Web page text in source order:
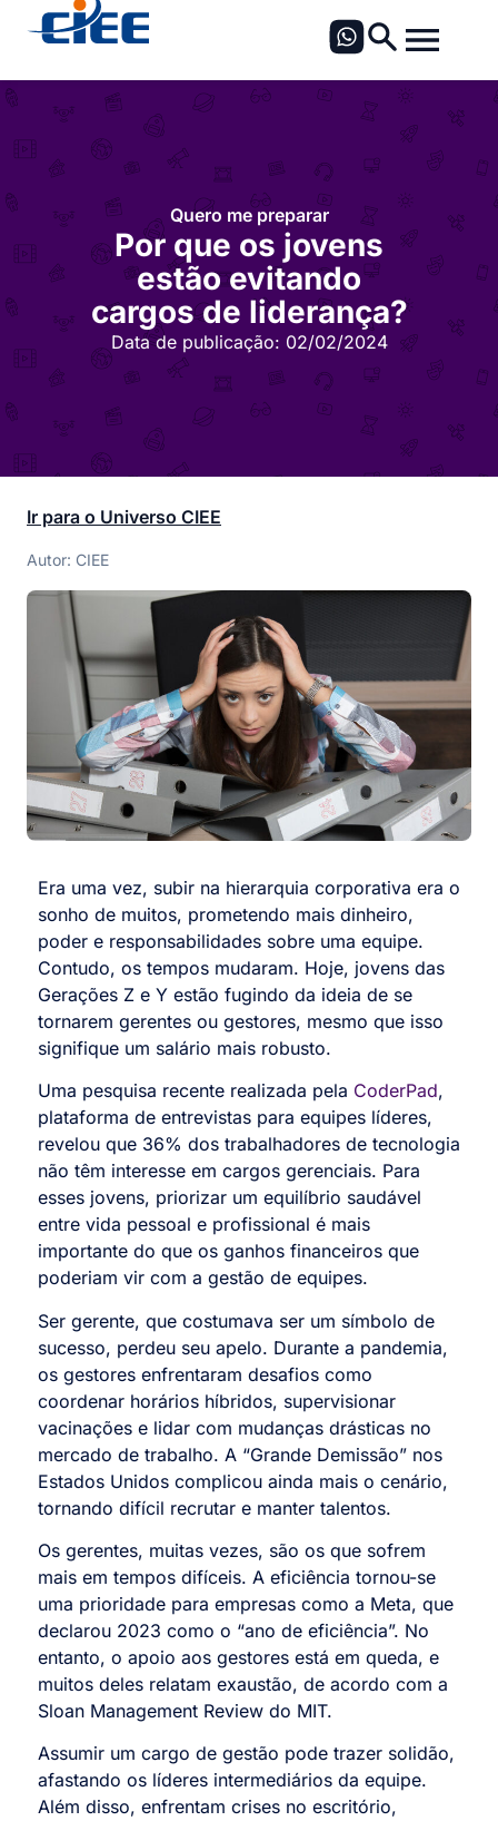
Quero me preparar
Por que os jovens
estão evitando
cargos de liderança?
Data de publicação: 02/02/2024
Ir para o Universo CIEE
Autor: CIEE
Era uma vez, subir na hierarquia corporativa era o
sonho de muitos, prometendo mais dinheiro,
poder e responsabilidades sobre uma equipe.
Contudo, os tempos mudaram. Hoje, jovens das
Gerações Z e Y estão fugindo da ideia de se
tornarem gerentes ou gestores, mesmo que isso
signifique um salário mais robusto.
Uma pesquisa recente realizada pela CoderPad,
plataforma de entrevistas para equipes líderes,
revelou que 36% dos trabalhadores de tecnologia
não têm interesse em cargos gerenciais. Para
esses jovens, priorizar um equilíbrio saudável
entre vida pessoal e profissional é mais
importante do que os ganhos financeiros que
poderiam vir com a gestão de equipes.
Ser gerente, que costumava ser um símbolo de
sucesso, perdeu seu apelo. Durante a pandemia,
os gestores enfrentaram desafios como
coordenar horários híbridos, supervisionar
vacinações e lidar com mudanças drásticas no
mercado de trabalho. A “Grande Demissão” nos
Estados Unidos complicou ainda mais o cenário,
tornando difícil recrutar e manter talentos.
Os gerentes, muitas vezes, são os que sofrem
mais em tempos difíceis. A eficiência tornou-se
uma prioridade para empresas como a Meta, que
declarou 2023 como o “ano de eficiência”. No
entanto, o apoio aos gestores está em queda, e
muitos deles relatam exaustão, de acordo com a
Sloan Management Review do MIT.
Assumir um cargo de gestão pode trazer solidão,
afastando os líderes intermediários da equipe.
Além disso, enfrentam crises no escritório,